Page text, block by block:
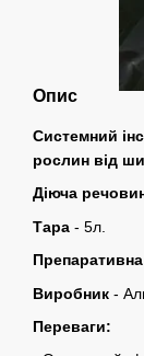
Опис
Системний
рослин від
Діюча
Тара - 5л.
Виробник -
Переваги: